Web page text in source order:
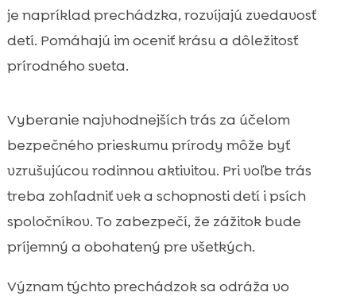
je napríklad prechádzka, rozvíjajú zvedavosť
detí. Pomáhajú im oceniť krásu a dôležitosť
prírodného sveta.
Vyberanie najvhodnejších trás za účelom
bezpečného prieskumu prírody môže byť
vzrušujúcou rodinnou aktivitou. Pri voľbe trás
treba zohľadniť vek a schopnosti detí i psích
spoločníkov. To zabezpečí, že zážitok bude
príjemný a obohatený pre všetkých.
Význam týchto prechádzok sa odráža vo